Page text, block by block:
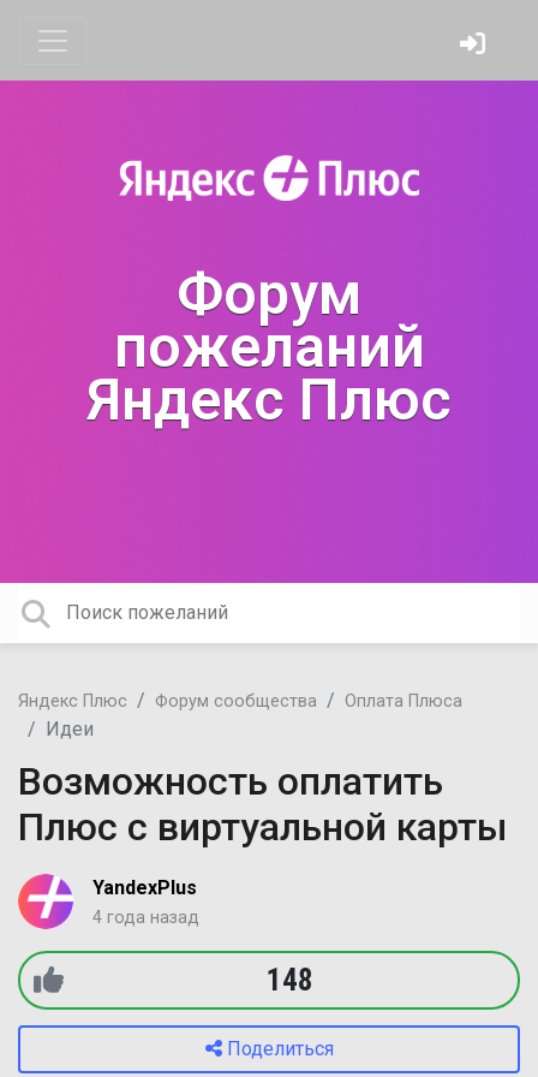
Форум
пожеланий
Яндекс Плюс
Яндекс Плюс Форум сообщества Оплата Плюса
Идеи
Возможность оплатить
Плюс с виртуальной карты
YandexPlus
4 года назад
148
Поделиться